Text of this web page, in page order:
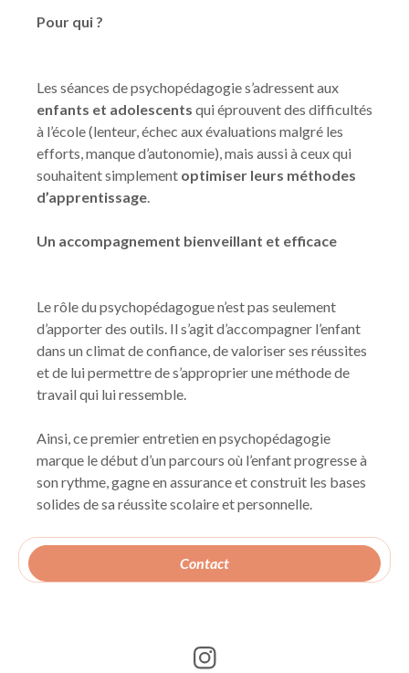
Contact
Pour qui ?
Les séances de psychopédagogie s’adressent aux
enfants et adolescents qui éprouvent des difficultés
à l’école (lenteur, échec aux évaluations malgré les
efforts, manque d’autonomie), mais aussi à ceux qui
souhaitent simplement optimiser leurs méthodes
d’apprentissage.
Un accompagnement bienveillant et efficace
Le rôle du psychopédagogue n’est pas seulement
d’apporter des outils. Il s’agit d’accompagner l’enfant
dans un climat de confiance, de valoriser ses réussites
et de lui permettre de s’approprier une méthode de
travail qui lui ressemble.
Ainsi, ce premier entretien en psychopédagogie
marque le début d’un parcours où l’enfant progresse à
son rythme, gagne en assurance et construit les bases
solides de sa réussite scolaire et personnelle.